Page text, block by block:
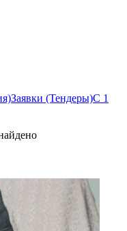
Заявки (Тендеры)С 1